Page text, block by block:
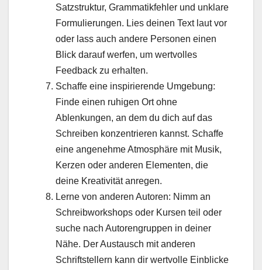
Satzstruktur, Grammatikfehler und unklare
Formulierungen. Lies deinen Text laut vor
oder lass auch andere Personen einen
Blick darauf werfen, um wertvolles
Feedback zu erhalten.
Schaffe eine inspirierende Umgebung:
Finde einen ruhigen Ort ohne
Ablenkungen, an dem du dich auf das
Schreiben konzentrieren kannst. Schaffe
eine angenehme Atmosphäre mit Musik,
Kerzen oder anderen Elementen, die
deine Kreativität anregen.
Lerne von anderen Autoren: Nimm an
Schreibworkshops oder Kursen teil oder
suche nach Autorengruppen in deiner
Nähe. Der Austausch mit anderen
Schriftstellern kann dir wertvolle Einblicke